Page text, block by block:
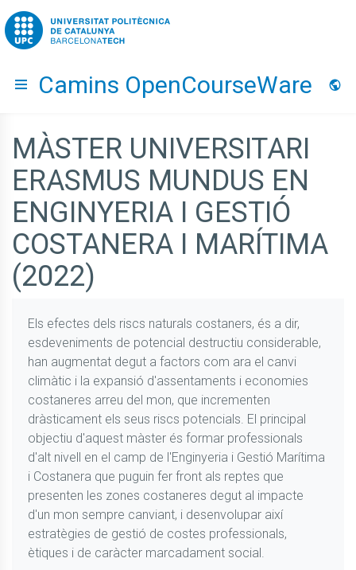
Go to upc.edu
Hide menu
Camins OpenCourseWare
MÀSTER UNIVERSITARI
ERASMUS MUNDUS EN
ENGINYERIA I GESTIÓ
COSTANERA I MARÍTIMA
(2022)
Els efectes dels riscs naturals costaners, és a dir,
esdeveniments de potencial destructiu considerable,
han augmentat degut a factors com ara el canvi
climàtic i la expansió d'assentaments i economies
costaneres arreu del mon, que incrementen
dràsticament els seus riscs potencials. El principal
objectiu d'aquest màster és formar professionals
d'alt nivell en el camp de l'Enginyeria i Gestió Marítima
i Costanera que puguin fer front als reptes que
presenten les zones costaneres degut al impacte
d'un mon sempre canviant, i desenvolupar així
estratègies de gestió de costes professionals,
ètiques i de caràcter marcadament social.